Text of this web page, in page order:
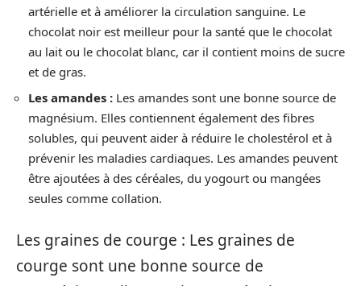
artérielle et à améliorer la circulation sanguine. Le
chocolat noir est meilleur pour la santé que le chocolat
au lait ou le chocolat blanc, car il contient moins de sucre
et de gras.
Les amandes : Les amandes sont une bonne source de
magnésium. Elles contiennent également des fibres
solubles, qui peuvent aider à réduire le cholestérol et à
prévenir les maladies cardiaques. Les amandes peuvent
être ajoutées à des céréales, du yogourt ou mangées
seules comme collation.
Les graines de courge : Les graines de
courge sont une bonne source de